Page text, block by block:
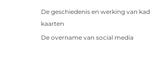
De geschiedenis en werking van
kaarten
De overname van social media